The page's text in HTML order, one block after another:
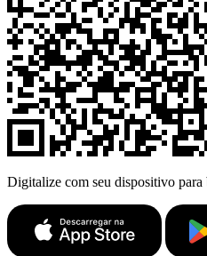
Digitalize com seu dispositivo